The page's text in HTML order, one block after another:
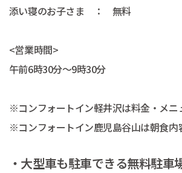
添い寝のお子さま ： 無料
<営業時間>
午前6時30分～9時30分
※コンフォートイン軽井沢は料金・メニ
※コンフォートイン鹿児島谷山は朝食内
・大型車も駐車できる無料駐車